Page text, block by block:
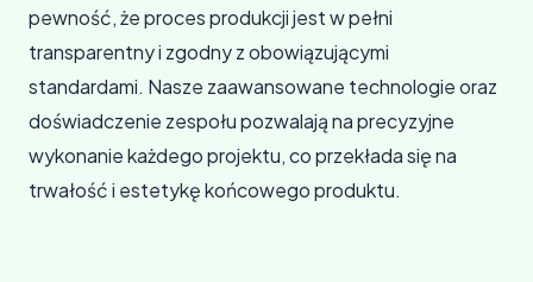
pewność, że proces produkcji jest w pełni
transparentny i zgodny z obowiązującymi
standardami. Nasze zaawansowane technologie oraz
doświadczenie zespołu pozwalają na precyzyjne
wykonanie każdego projektu, co przekłada się na
trwałość i estetykę końcowego produktu.